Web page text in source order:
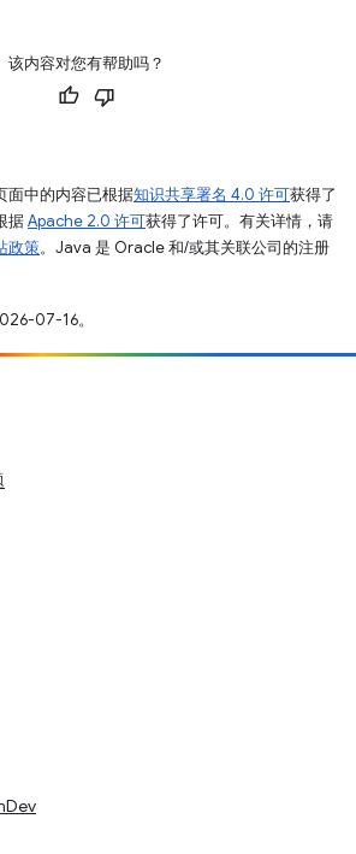
该内容对您有帮助吗？
面中的内容已根据知识共享署名 4.0 许可获得了
据Apache 2.0 许可获得了许可。有关详情，请
政策。Java 是 Oracle 和/或其关联公司的注册
07-16。